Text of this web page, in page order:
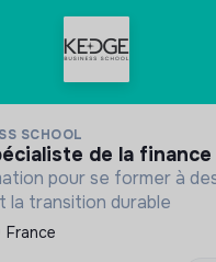
SCHOOL
de la
pour se former à
la transition durable
France